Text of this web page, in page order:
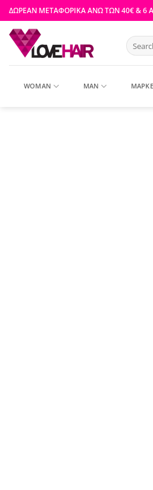
Skip
to
content
ΔΩΡΕΑΝ ΜΕΤΑΦΟΡΙΚΑ ΑΝΩ ΤΩΝ 40€ & 6
Search
for:
WOMAN MAN